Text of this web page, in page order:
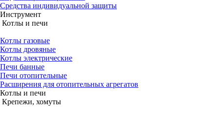
Средства индивидуальной защиты
Инструмент
Котлы и печи
Котлы газовые
Котлы дровяные
Котлы электрические
Печи банные
Печи отопительные
Расширения для отопительных агрегатов
Котлы и печи
Крепежи, хомуты